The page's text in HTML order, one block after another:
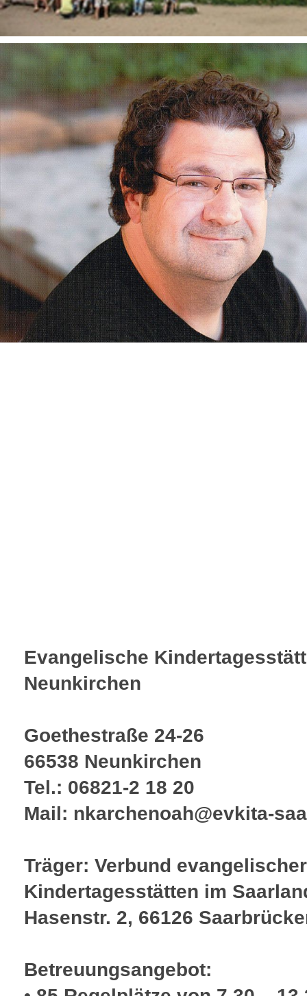
Evangelische
Neunkirchen
Goethestraße 24-26
66538 Neunkirchen
Tel.: 06821-2 18 20
Mail: nkarchenoah@evkita-
Träger: Verbund evangelischer
Kindertagesstätten im
Hasenstr. 2, 66126
Betreuungsangebot: